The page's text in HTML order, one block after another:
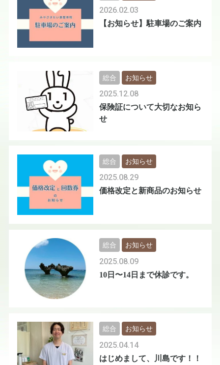
【お知らせ】駐車場のご案内
2026.02.03
保険証について大切なお知ら
せ
2025.12.08
総合 お知らせ
価格改定と新商品のお知らせ
2025.08.29
総合 お知らせ
10日〜14日まで休診です。
2025.08.09
総合 お知らせ
はじめまして、川島です！！
2025.04.14
総合 お知らせ